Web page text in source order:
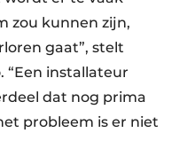
zou kunnen zijn,
gaat”, stelt
. “Een installateur
dat nog prima
probleem is er niet